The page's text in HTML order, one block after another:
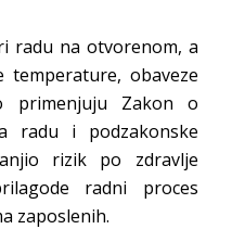
radu na otvorenom, a
temperature, obaveze
primenjuju Zakon o
radu i podzakonske
rizik po zdravlje
radni proces
zaposlenih.